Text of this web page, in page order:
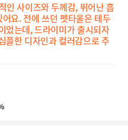
인 사이즈와 두께감, 뛰어난 흡
요. 전에 쓰던 펫타올은 테두
었는데, 드라이미가 출시되자
플한 디자인과 컬러감으로 주